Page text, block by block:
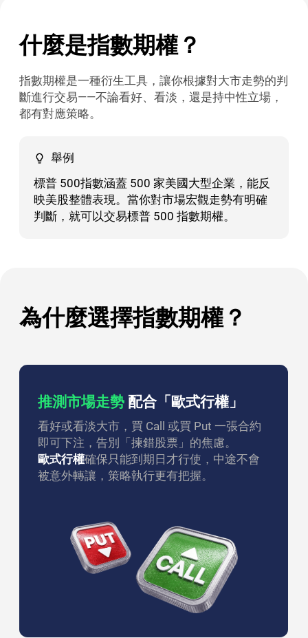
什麼是指數期權？
指數期權是一種衍生工具，讓你根據對大市走勢的判
斷進行交易——不論看好、看淡，還是持中性立場，
都有對應策略。
舉例
標普 500指數涵蓋 500 家美國大型企業，能反
映美股整體表現。當你對市場宏觀走勢有明確
判斷，就可以交易標普 500 指數期權。
為什麼選擇指數期權？
推測市場走勢 配合「歐式行權」
看好或看淡大市，買 Call 或買 Put 一張合約
即可下注，告別「揀錯股票」的焦慮。
歐式行權確保只能到期日才行使，中途不會
被意外轉讓，策略執行更有把握。